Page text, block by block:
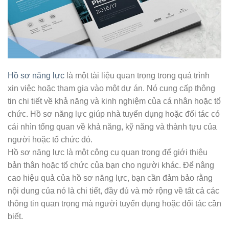
Hồ sơ năng lực là một tài liệu quan trọng trong quá trình
xin việc hoặc tham gia vào một dự án. Nó cung cấp thông
tin chi tiết về khả năng và kinh nghiệm của cá nhân hoặc tổ
chức. Hồ sơ năng lực giúp nhà tuyển dụng hoặc đối tác có
cái nhìn tổng quan về khả năng, kỹ năng và thành tựu của
người hoặc tổ chức đó.
Hồ sơ năng lực là một công cụ quan trọng để giới thiệu
bản thân hoặc tổ chức của bạn cho người khác. Để nâng
cao hiệu quả của hồ sơ năng lực, bạn cần đảm bảo rằng
nội dung của nó là chi tiết, đầy đủ và mở rộng về tất cả các
thông tin quan trọng mà người tuyển dụng hoặc đối tác cần
biết.